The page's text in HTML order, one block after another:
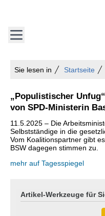
Sie lesen in Startseite
„Populistischer
von SPD-Ministerin
11.5.2025 – Die
Selbstständige in die
Vom Koalitionspartner gibt
BSW dagegen stimmen zu.
mehr auf Tagesspiegel
Artikel-Werkzeuge für